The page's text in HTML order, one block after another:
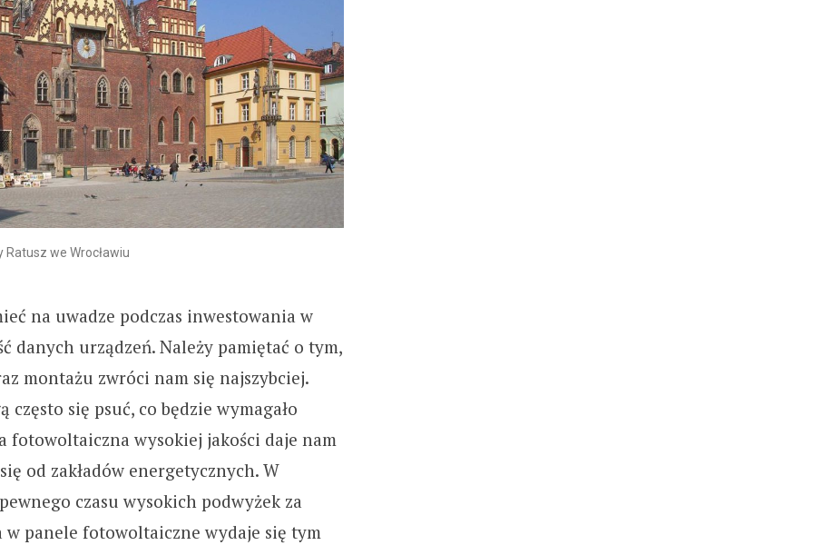
Ratusz we Wrocławiu
na uwadze podczas inwestowania w
danych urządzeń. Należy pamiętać o tym,
montażu zwróci nam się najszybciej.
się psuć, co będzie wymagało
fotowoltaiczna wysokiej jakości daje nam
od zakładów energetycznych. W
czasu wysokich podwyżek za
panele fotowoltaiczne wydaje się tym